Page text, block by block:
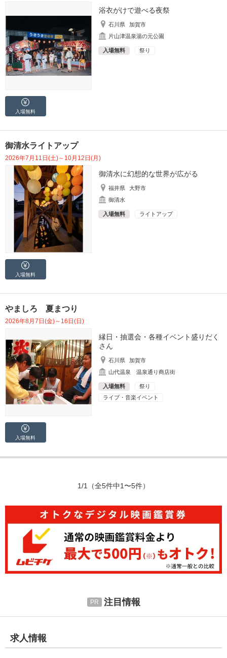
浴衣がけで遊べる夜祭
石川県
加賀市
片山津温泉湯の元公園
入場無料 祭り
入場無料
御清水ライトアップ
2026年7月11日(土)～10月12日(月)
御清水に幻想的な世界が広がる
福井県
大野市
御清水
入場無料 ライトアップ
入場無料
やましろ 夏まつり
2026年8月7日(金)～16日(日)
縁日・抽選会・各種イベント盛りだく
さん
石川県
加賀市
山代温泉 温泉通り商店街
入場無料
祭り
ライブ・音楽イベント
入場無料
1/1 （全5件中1〜5件）
注目情報
求人情報